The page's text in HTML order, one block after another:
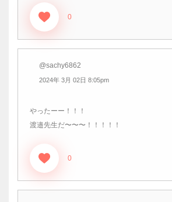
0
@sachy6862
2024年 3月 02日 8:05pm
やったーー！！！
渡邉先生だ〜〜〜！！！！！
0